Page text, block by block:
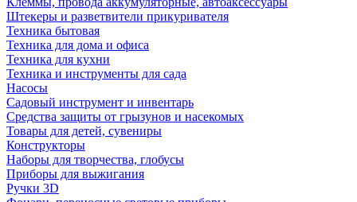
Штекеры и разветвители прикуривателя
Техника бытовая
Техника для дома и офиса
Техника для кухни
Техника и инструменты для сада
Насосы
Садовый инструмент и инвентарь
Средства защиты от грызунов и насекомых
Товары для детей, сувениры
Конструкторы
Наборы для творчества, глобусы
Приборы для выжигания
Ручки 3D